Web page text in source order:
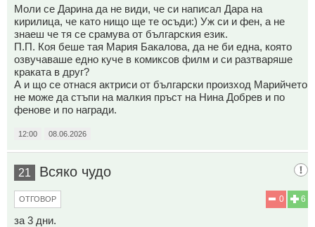
Моли се Дарина да не види, че си написал Дара на
кирилица, че като нищо ще те осъди:) Уж си и фен, а не
знаеш че тя се срамува от българския език.
П.П. Коя беше тая Мария Бакалова, да не би една, която
озвучаваше едно куче в комиксов филм и си разтваряше
краката в друг?
А и що се отнася актриси от български произход Марийчето
не може да стъпи на малкия пръст на Нина Добрев и по
фенове и по награди.
12:00 08.06.2026
21 Всяко чудо
6
0
ОТГОВОР
за 3 дни.